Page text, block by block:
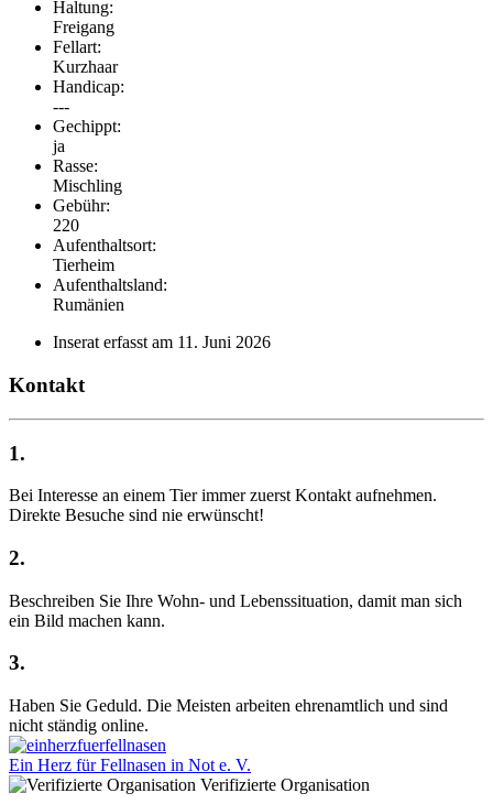
Haltung:
Freigang
Fellart:
Kurzhaar
Handicap:
---
Gechippt:
ja
Rasse:
Mischling
Gebühr:
220
Aufenthaltsort:
Tierheim
Aufenthaltsland:
Rumänien
Inserat erfasst am 11. Juni 2026
Kontakt
1.
Bei Interesse an einem Tier immer zuerst Kontakt aufnehmen.
Direkte Besuche sind nie erwünscht!
2.
Beschreiben Sie Ihre Wohn- und Lebenssituation, damit man sich
ein Bild machen kann.
3.
Haben Sie Geduld. Die Meisten arbeiten ehrenamtlich und sind
nicht ständig online.
Ein Herz für Fellnasen in Not e. V.
Verifizierte Organisation